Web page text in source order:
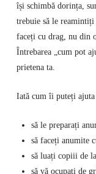
își schimbă dorința,
trebuie să le reamintiți
faceți cu drag, nu din
Întrebarea „cum pot
prietena ta.
Iată cum îi puteți
să le preparați
să faceți anumite
să luați copiii de
să vă ocupați de